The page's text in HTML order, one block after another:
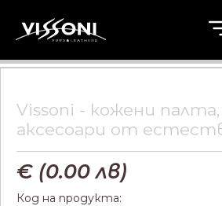
Vissoni - кожени
aксесоари от
€ (0.00 лв)
Код на продукта: